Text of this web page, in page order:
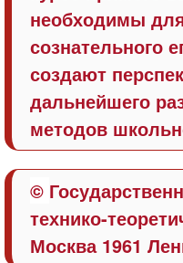
необходимы
сознательного
создают
дальнейшего
методов
©
технико-
Москва 1961